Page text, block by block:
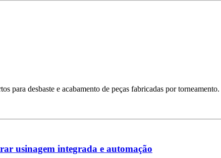
para desbaste e acabamento de peças fabricadas por torneamento.
usinagem integrada e automação